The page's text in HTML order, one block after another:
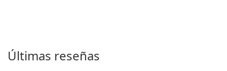
Últimas reseñas